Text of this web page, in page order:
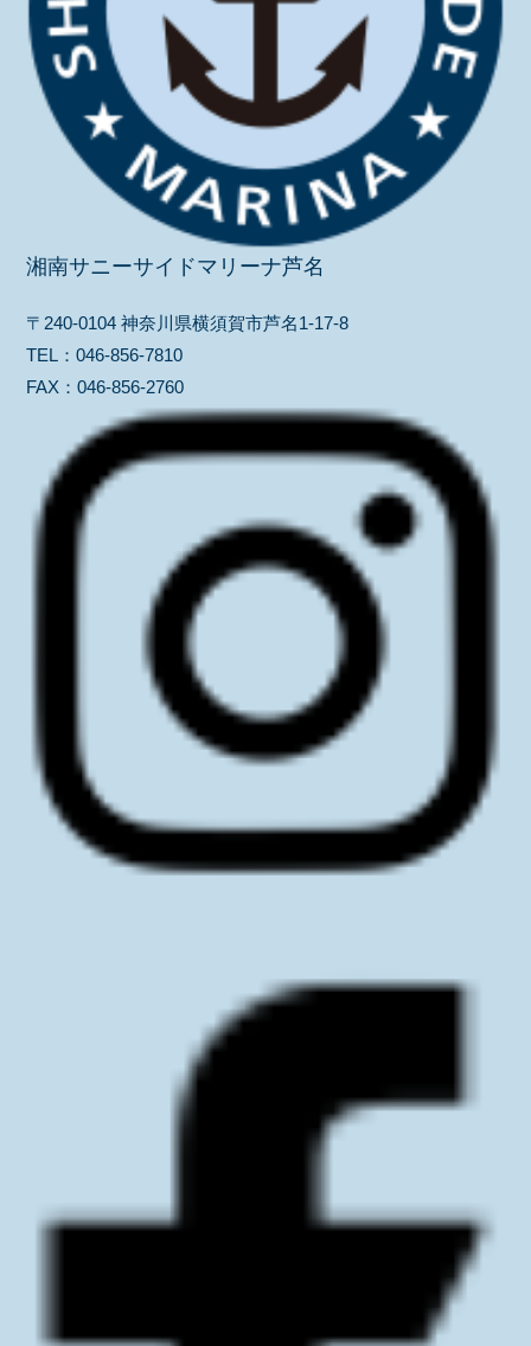
湘南サニーサイドマリーナ芦名
〒240-0104 神奈川県横須賀市芦名1-17-8
TEL：046-856-7810
FAX：046-856-2760